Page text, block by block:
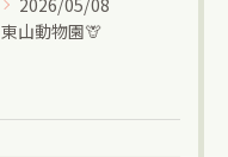
2026/05/08
東山動物園🦒